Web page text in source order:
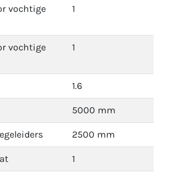
vochtige
1
vochtige
1
1.6
5000 mm
2500 mm
1